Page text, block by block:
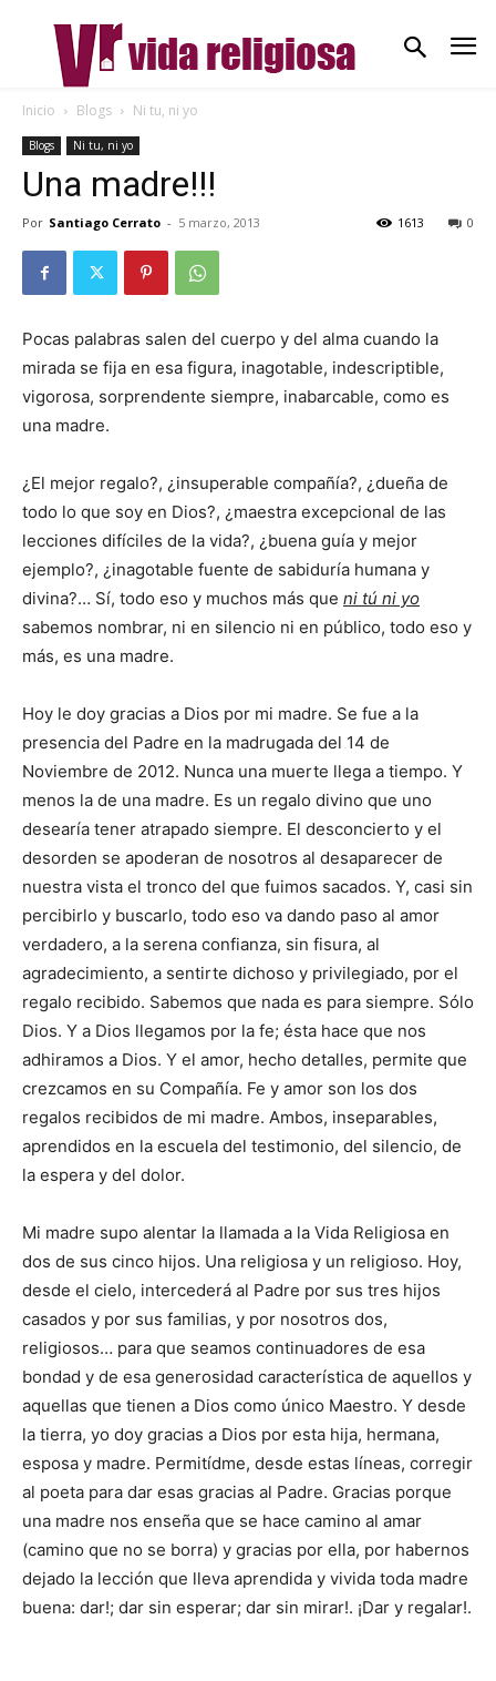
Inicio Blogs Ni tu, ni yo
Blogs Ni tu, ni yo
Una madre!!!
Por Santiago Cerrato - 5 marzo, 2013 0
1613
Pocas palabras salen del cuerpo y del alma cuando la
mirada se fija en esa figura, inagotable, indescriptible,
vigorosa, sorprendente siempre, inabarcable, como es
una madre.
¿El mejor regalo?, ¿insuperable compañía?, ¿dueña de
todo lo que soy en Dios?, ¿maestra excepcional de las
lecciones difíciles de la vida?, ¿buena guía y mejor
ejemplo?, ¿inagotable fuente de sabiduría humana y
divina?… Sí, todo eso y muchos más que ni tú ni yo
sabemos nombrar, ni en silencio ni en público, todo eso y
más, es una madre.
Hoy le doy gracias a Dios por mi madre. Se fue a la
presencia del Padre en la madrugada del 14 de
Noviembre de 2012. Nunca una muerte llega a tiempo. Y
menos la de una madre. Es un regalo divino que uno
desearía tener atrapado siempre. El desconcierto y el
desorden se apoderan de nosotros al desaparecer de
nuestra vista el tronco del que fuimos sacados. Y, casi sin
percibirlo y buscarlo, todo eso va dando paso al amor
verdadero, a la serena confianza, sin fisura, al
agradecimiento, a sentirte dichoso y privilegiado, por el
regalo recibido. Sabemos que nada es para siempre. Sólo
Dios. Y a Dios llegamos por la fe; ésta hace que nos
adhiramos a Dios. Y el amor, hecho detalles, permite que
crezcamos en su Compañía. Fe y amor son los dos
regalos recibidos de mi madre. Ambos, inseparables,
aprendidos en la escuela del testimonio, del silencio, de
la espera y del dolor.
Mi madre supo alentar la llamada a la Vida Religiosa en
dos de sus cinco hijos. Una religiosa y un religioso. Hoy,
desde el cielo, intercederá al Padre por sus tres hijos
casados y por sus familias, y por nosotros dos,
religiosos… para que seamos continuadores de esa
bondad y de esa generosidad característica de aquellos y
aquellas que tienen a Dios como único Maestro. Y desde
la tierra, yo doy gracias a Dios por esta hija, hermana,
esposa y madre. Permitídme, desde estas líneas, corregir
al poeta para dar esas gracias al Padre. Gracias porque
una madre nos enseña que se hace camino al amar
(camino que no se borra) y gracias por ella, por habernos
dejado la lección que lleva aprendida y vivida toda madre
buena: dar!; dar sin esperar; dar sin mirar!. ¡Dar y regalar!.